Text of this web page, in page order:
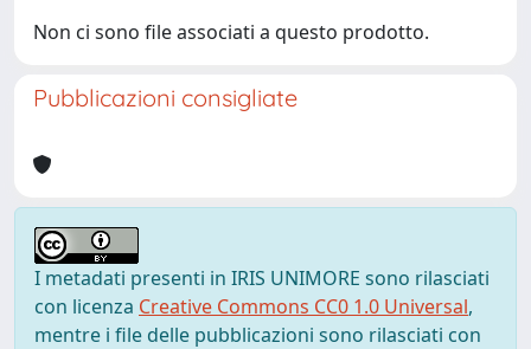
Non ci sono file associati a questo prodotto.
Pubblicazioni consigliate
I metadati presenti in IRIS UNIMORE sono rilasciati
con licenza Creative Commons CC0 1.0 Universal,
mentre i file delle pubblicazioni sono rilasciati con